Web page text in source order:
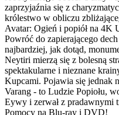
zaprzyjaźnia się z
królestwo w obliczu
Avatar: Ogień i popiół na
Powróć do zapierającego
najbardziej, jak dotąd,
Neytiri mierzą się z bolesną
spektakularne i nieznane
Kupcami. Pojawia się jednak
Varang - to Ludzie Popiołu,
Eywy i zerwał z pradawnymi
Pomocy na Blu-ray i DVD!